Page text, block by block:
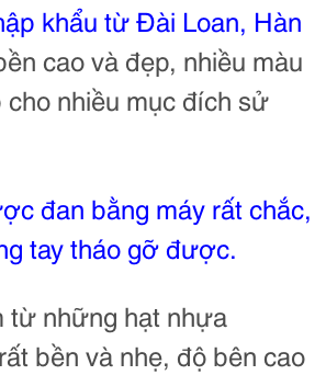
khẩu từ Đài Loan, Hàn
cao và đẹp, nhiều màu
nhiều mục đích sử
đan bằng máy rất chắc,
tay tháo gỡ được.
những hạt nhựa
bền và nhẹ, độ bên cao